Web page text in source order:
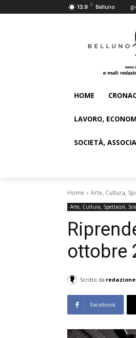
13.9 C Belluno
HOME
LAVORO,
SOCIETÀ,
Home Arte, Cultura,
Arte, Cultura, Spettacoli,
ottobre
Scritto da redazione
Facebook